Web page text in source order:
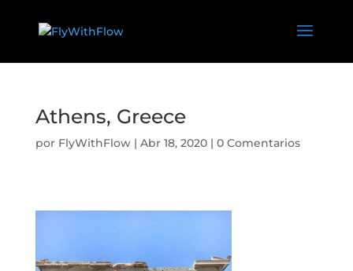
Athens, Greece
por FlyWithFlow| Abr 18, 2020| 0 Comentarios